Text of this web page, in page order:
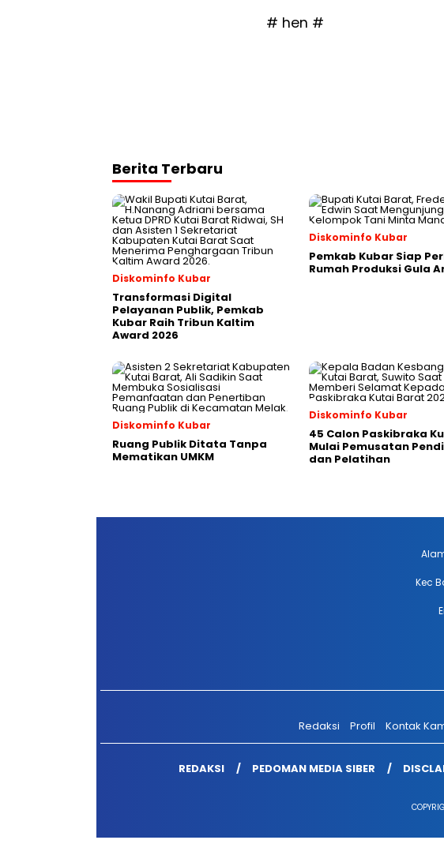
# hen #
Berita Terbaru
Diskominfo Kubar
Transformasi Digital
Pelayanan Publik, Pemkab
Kubar Raih Tribun Kaltim
Award 2026
Diskominfo Kubar
Pemkab Kubar Siap
Rumah Produksi Gula
Diskominfo Kubar
Ruang Publik Ditata Tanpa
Mematikan UMKM
Diskominfo Kubar
45 Calon Paskibraka
Mulai Pemusatan
dan Pelatihan
Kec
Redaksi
Profil Kontak
REDAKSI PEDOMAN MEDIA SIBER